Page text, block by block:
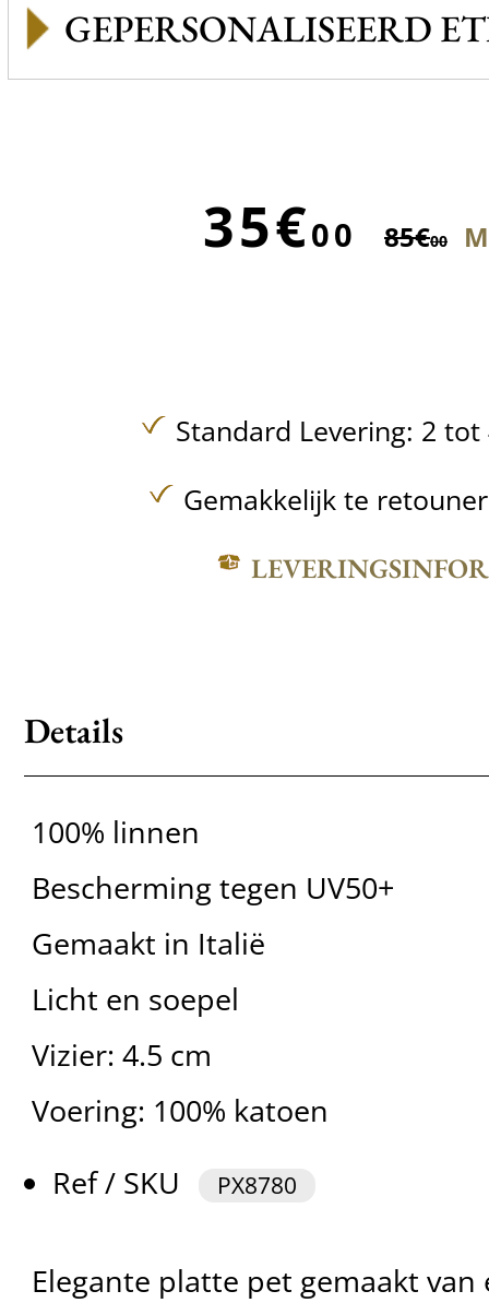
GEPERSONALISEERD
35€00 85€00
Standard Levering: 2
Gemakkelijk te
Details
100% linnen
Bescherming tegen UV50+
Gemaakt in Italië
Licht en soepel
Vizier: 4.5 cm
Voering: 100% katoen
Ref / SKU
PX8780
Elegante platte pet gemaakt